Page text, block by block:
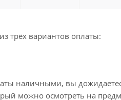
трёх вариантов оплаты:
наличными, вы
можно осмотреть на